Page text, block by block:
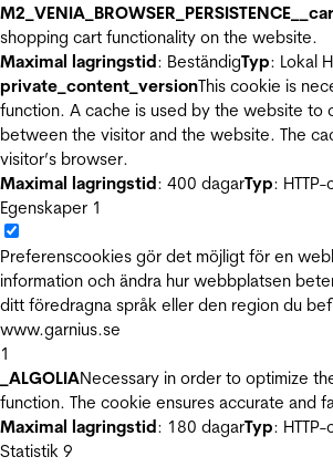
shopping cart functionality on the website.
Maximal lagringstid: BeständigTyp: Lokal
private_content_versionThis cookie is
function. A cache is used by the website to
between the visitor and the website. The
visitor’s browser.
Maximal lagringstid: 400 dagarTyp:
Egenskaper 1
Preferenscookies gör det möjligt för en
information och ändra hur webbplatsen
ditt föredragna språk eller den region du
www.garnius.se
1
_ALGOLIANecessary in order to optimize
function. The cookie ensures accurate and
Maximal lagringstid: 180 dagarTyp:
Statistik 9